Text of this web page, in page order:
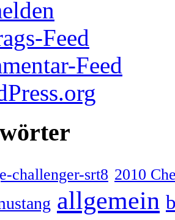
Feed
Feed
challenger-srt8 2010
allgemein